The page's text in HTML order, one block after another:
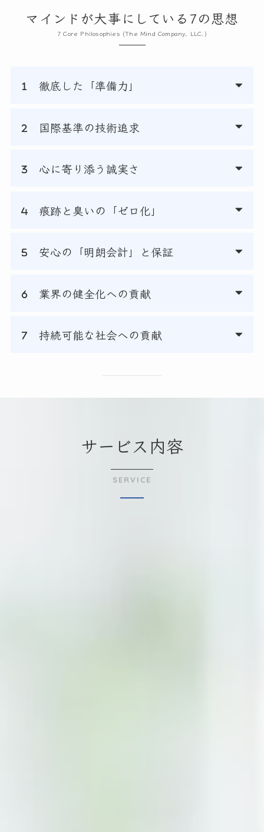
マインドが大事にしている7の思想
7 Core Philosophies (The Mind Company, LLC.)
徹底した「準備力」
国際基準の技術追求
心に寄り添う誠実さ
痕跡と臭いの「ゼロ化」
安心の「明朗会計」と保証
業界の健全化への貢献
持続可能な社会への貢献
サービス内容
SERVICE